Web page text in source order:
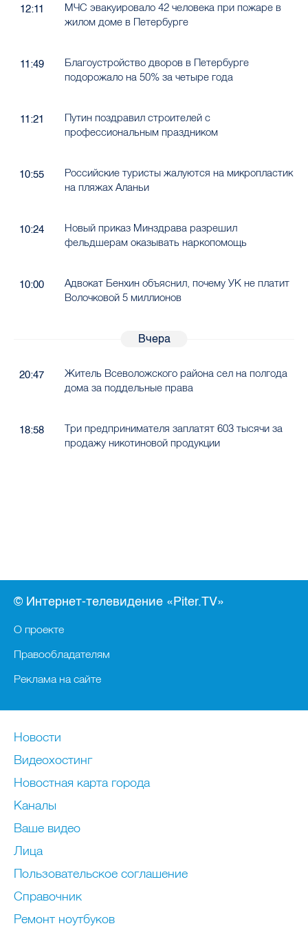
12:11
МЧС эвакуировало 42 человека при пожаре в
жилом доме в Петербурге
11:49
Благоустройство дворов в Петербурге
подорожало на 50% за четыре года
11:21
Путин поздравил строителей с
профессиональным праздником
10:55
Российские туристы жалуются на микропластик
на пляжах Аланьи
10:24
Новый приказ Минздрава разрешил
фельдшерам оказывать наркопомощь
10:00
Адвокат Бенхин объяснил, почему УК не платит
Волочковой 5 миллионов
Вчера
20:47
Житель Всеволожского района сел на полгода
дома за поддельные права
18:58
Три предпринимателя заплатят 603 тысячи за
продажу никотиновой продукции
© Интернет-телевидение «Piter.TV»
О проекте
Правообладателям
Реклама на сайте
Новости
Видеохостинг
Новостная карта города
Каналы
Ваше видео
Лица
Пользовательское соглашение
Справочник
Ремонт нoутбуков